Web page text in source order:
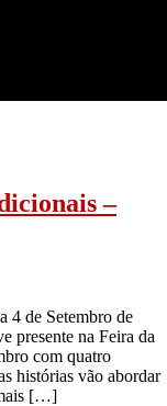
–
4 de Setembro de
presente na Feira da
com quatro
histórias vão abordar
[…]